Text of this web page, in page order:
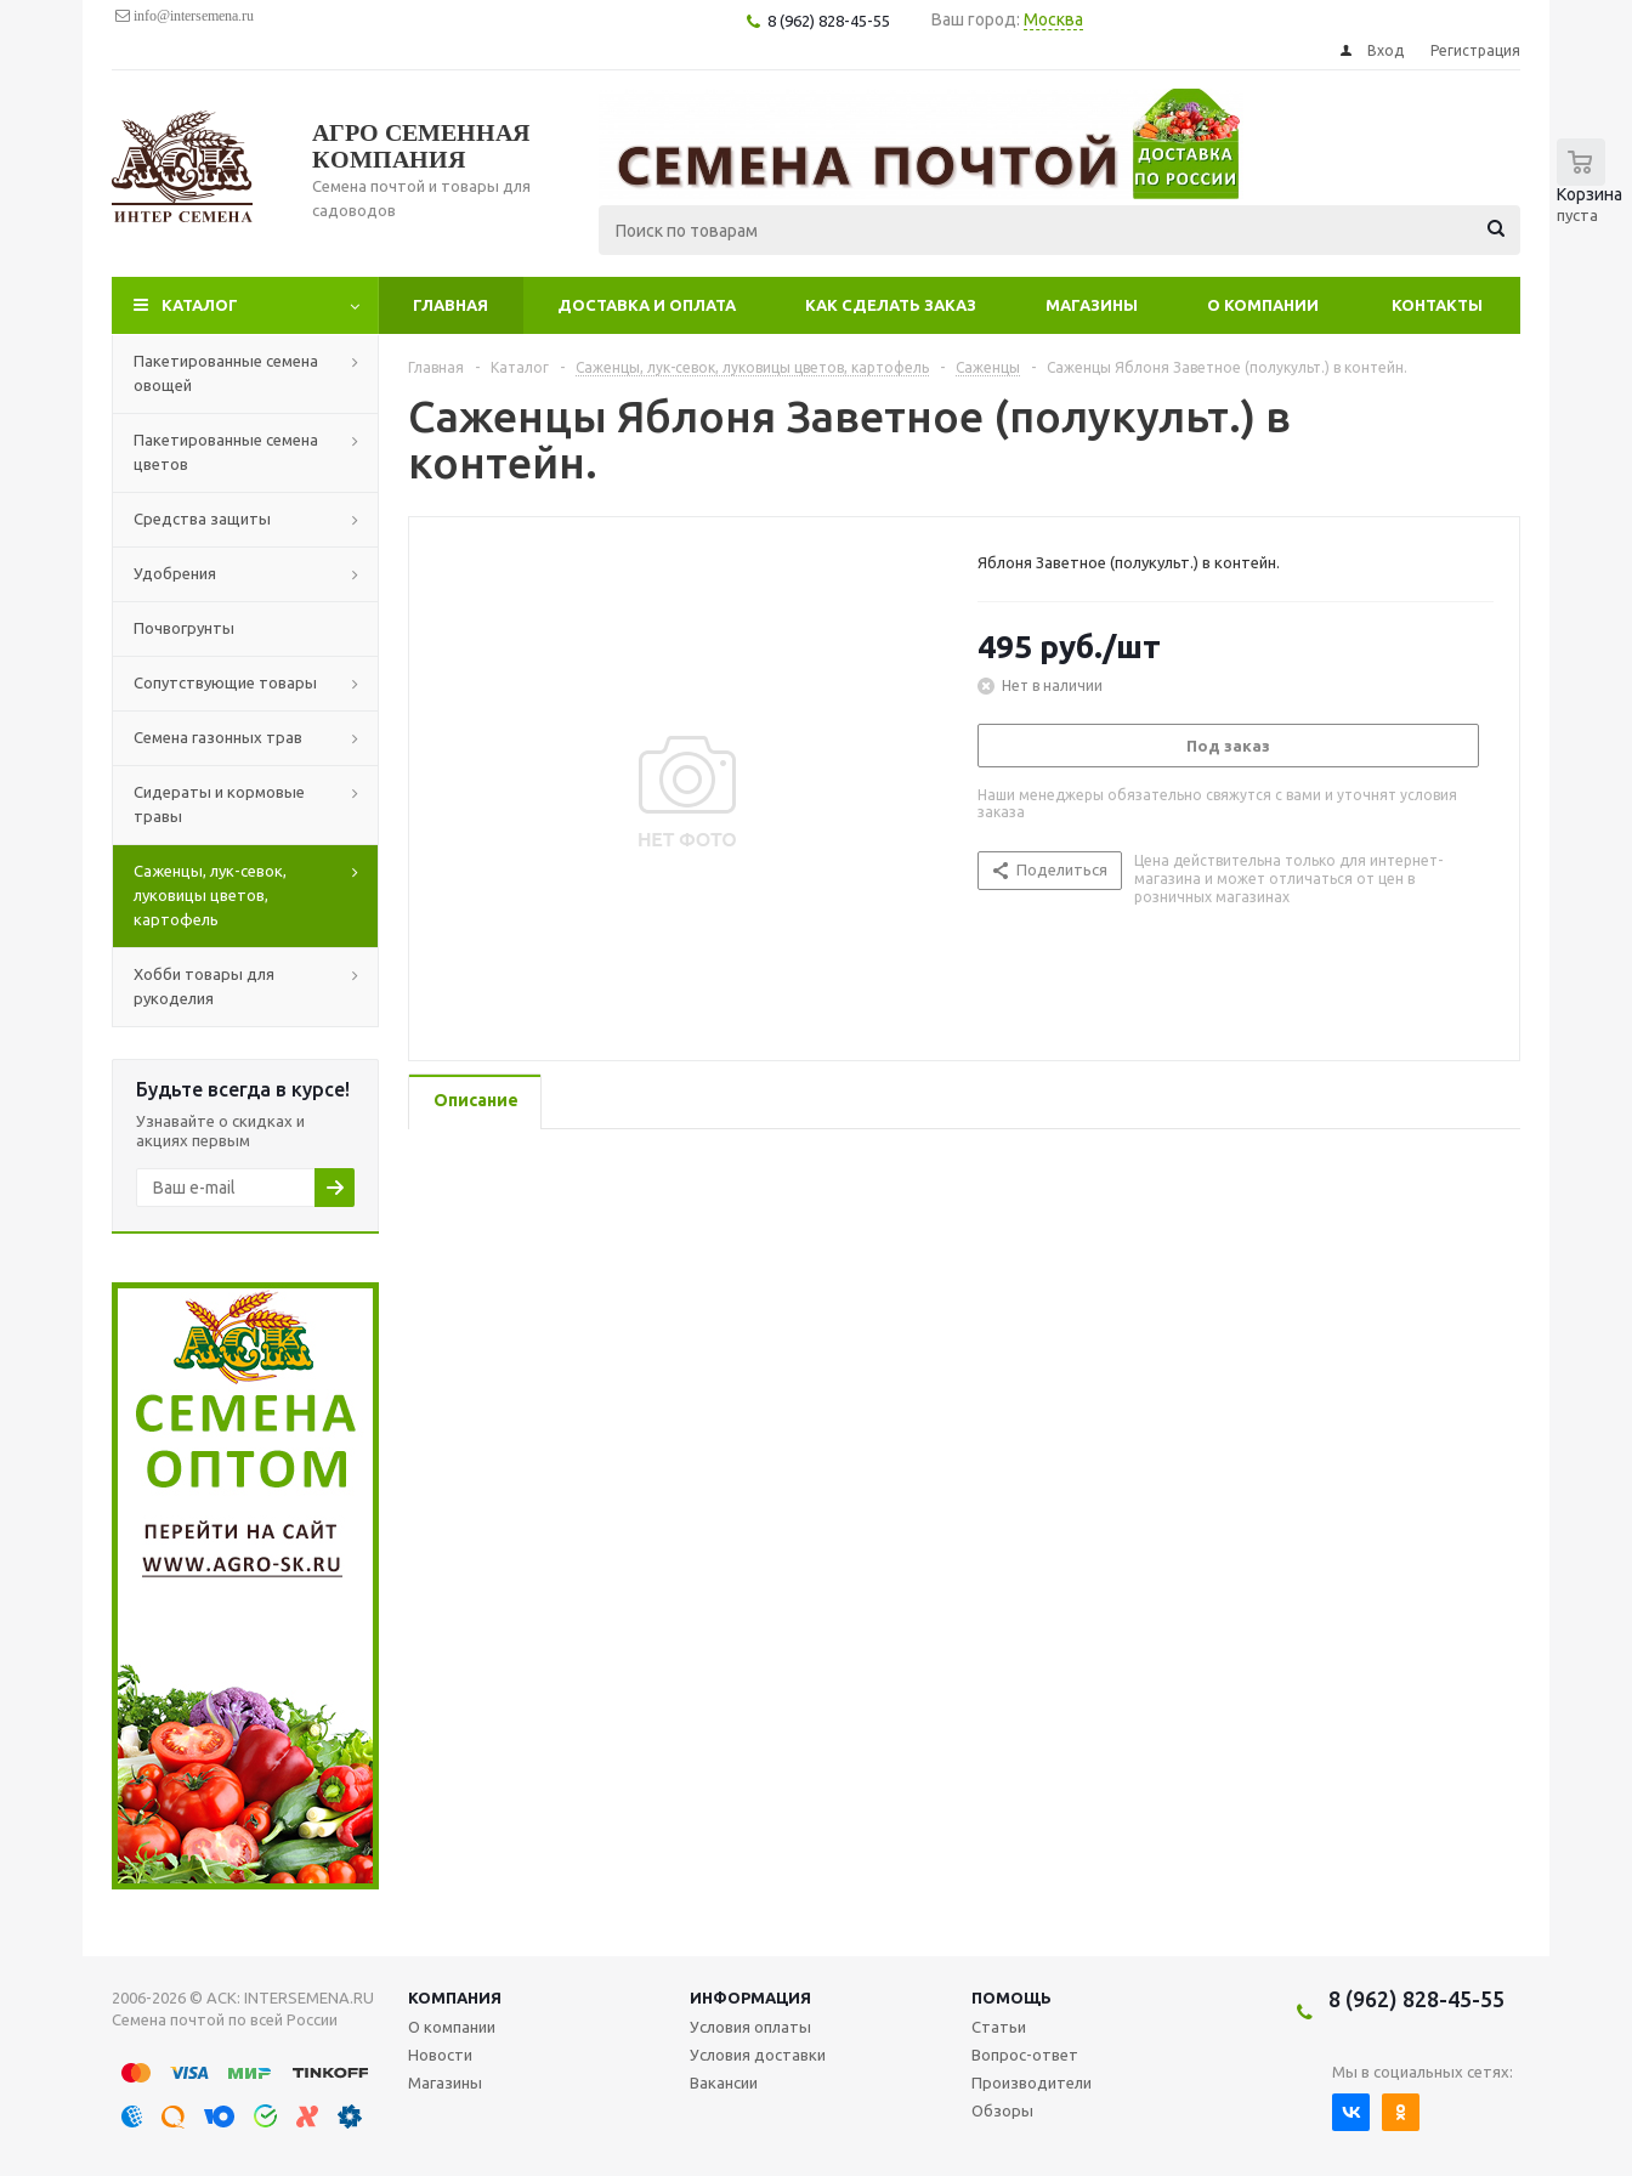
info@intersemena.ru 8 (962) 828-45-55 Ваш город: Москва
Вход Регистрация
АГРО СЕМЕННАЯ
КОМПАНИЯ
Семена почтой и товары для
садоводов
Корзина
пуста
КАТАЛОГ ГЛАВНАЯ ДОСТАВКА И ОПЛАТА КАК СДЕЛАТЬ ЗАКАЗ МАГАЗИНЫ О КОМПАНИИ КОНТАКТЫ
Пакетированные семена
овощей
Пакетированные семена
цветов
Средства защиты
Удобрения
Почвогрунты
Сопутствующие товары
Семена газонных трав
Сидераты и кормовые
травы
Саженцы, лук-севок,
луковицы цветов,
картофель
Хобби товары для
рукоделия
Будьте всегда в курсе!
Узнавайте о скидках и
акциях первым
Главная - Каталог - Саженцы, лук-севок, луковицы цветов, картофель - Саженцы - Саженцы Яблоня Заветное (полукульт.) в контейн.
Саженцы Яблоня Заветное (полукульт.) в
контейн.
Яблоня Заветное (полукульт.) в контейн.
495 руб./шт
Нет в наличии
Под заказ
Наши менеджеры обязательно свяжутся с вами и уточнят условия
заказа
Поделиться
Цена действительна только для интернет-
магазина и может отличаться от цен в
розничных магазинах
Описание
2006-2026 © АСК: INTERSEMENA.RU
Семена почтой по всей России
КОМПАНИЯ ИНФОРМАЦИЯ
ПОМОЩЬ
О компании
Новости
Магазины
Условия оплаты
Условия доставки
Вакансии
Статьи
Вопрос-ответ
Производители
Обзоры
8 (962) 828-45-55
Мы в социальных сетях: